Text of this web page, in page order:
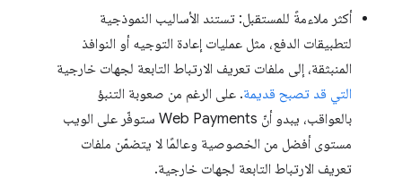
أكثر ملاءمةً للمستقبل: تستند الأساليب النموذجية
لتطبيقات الدفع، مثل عمليات إعادة التوجيه أو النوافذ
المنبثقة، إلى ملفات تعريف الارتباط التابعة لجهات خارجية
التي قد تصبح قديمة. على الرغم من صعوبة التنبؤ
بالعواقب، يبدو أنّ Web Payments ستوفّر على الويب
مستوى أفضل من الخصوصية وعالمًا لا يتضمّن ملفات
تعريف الارتباط التابعة لجهات خارجية.